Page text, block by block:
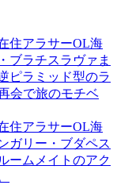
住アラサーOL海
ブラチスラヴァま
ピラミッド型のラ
会で旅のモチベ
住アラサーOL海
ガリー・ブダペス
ームメイトのアク